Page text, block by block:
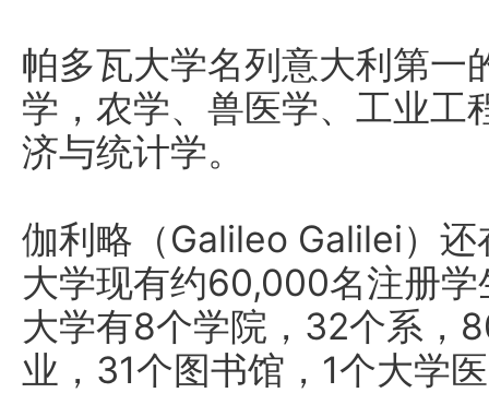
帕多瓦大学名列意大利第一
学，农学、兽医学、工业工
济与统计学。
伽利略（Galileo Galilei）
大学现有约60,000名注册
大学有8个学院，32个系，
业，31个图书馆，1个大学